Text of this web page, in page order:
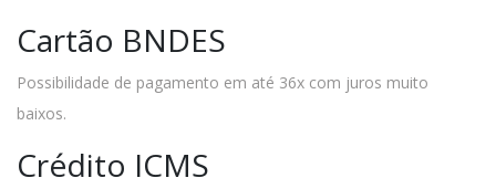
Cartão BNDES
Possibilidade de pagamento em até 36x com juros muito
baixos.
Crédito ICMS